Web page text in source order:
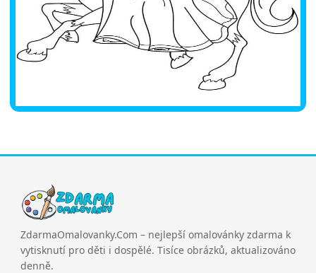
ZdarmaOmalovanky.Com – nejlepší omalovánky zdarma k
vytisknutí pro děti i dospělé. Tisíce obrázků, aktualizováno
denně.